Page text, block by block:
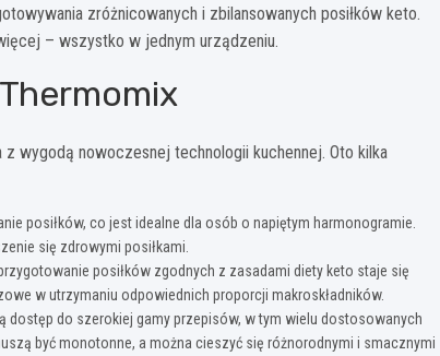
zróżnicowanych i zbilansowanych posiłków keto.
– wszystko w jednym urządzeniu.
wygodą nowoczesnej technologii kuchennej. Oto kilka
posiłków, co jest idealne dla osób o napiętym harmonogramie.
się zdrowymi posiłkami.
posiłków zgodnych z zasadami diety keto staje się
w utrzymaniu odpowiednich proporcji makroskładników.
dostęp do szerokiej gamy przepisów, w tym wielu dostosowanych
być monotonne, a można cieszyć się różnorodnymi i smacznymi